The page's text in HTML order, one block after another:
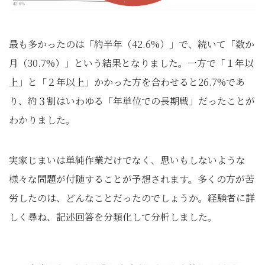
最も多かったのは「約半年（42.6%）」で、続いて「数か
月（30.7%）」という結果となりました。一方で「１年以
上」と「２年以上」かかった方を合わせると26.7%であ
り、約３割はいわゆる「年単位での長期戦」だったことが
わかりました。
実家じまいは単純作業だけでなく、思いもしないような
様々な問題が付随することが予想されます。多くの方が苦
労したのは、どんなことだったのでしょうか。経験者に詳
しく尋ね、記述回答を分類化して分析しました。